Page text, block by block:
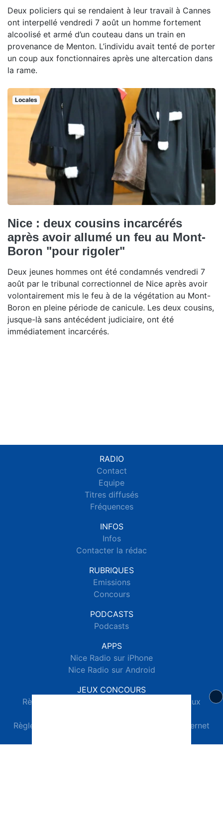
Deux policiers qui se rendaient à leur travail à Cannes
ont interpellé vendredi 7 août un homme fortement
alcoolisé et armé d’un couteau dans un train en
provenance de Menton. L’individu avait tenté de porter
un coup aux fonctionnaires après une altercation dans
la rame.
Locales
Nice : deux cousins incarcérés
après avoir allumé un feu au Mont-
Boron "pour rigoler"
Deux jeunes hommes ont été condamnés vendredi 7
août par le tribunal correctionnel de Nice après avoir
volontairement mis le feu à de la végétation au Mont-
Boron en pleine période de canicule. Les deux cousins,
jusque-là sans antécédent judiciaire, ont été
immédiatement incarcérés.
RADIO
Contact
Equipe
Titres diffusés
Fréquences
INFOS
Infos
Contacter la rédac
RUBRIQUES
Emissions
Concours
PODCASTS
Podcasts
APPS
Nice Radio sur iPhone
Nice Radio sur Android
JEUX CONCOURS
Règlements des jeux concours réseaux sociaux
Règlements des jeux concours téléphone et internet